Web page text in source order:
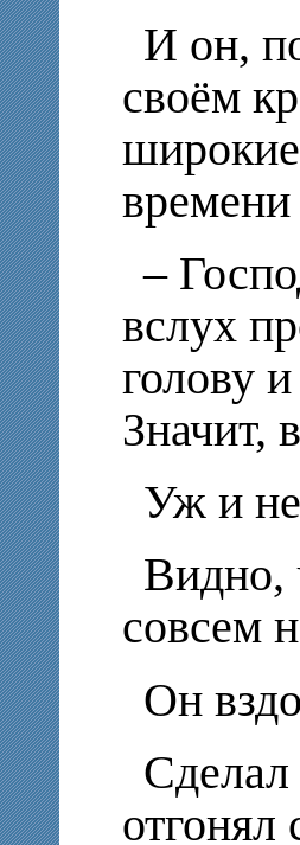
И он,
своём
времени
–
вслух
голову
Значит,
Уж и не
Видно,
совсем
Он
отгонял